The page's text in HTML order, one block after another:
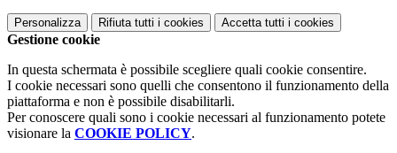
Personalizza Rifiuta tutti i cookies Accetta tutti i cookies
Gestione cookie
In questa schermata è possibile scegliere quali cookie consentire.
I cookie necessari sono quelli che consentono il funzionamento della
piattaforma e non è possibile disabilitarli.
Per conoscere quali sono i cookie necessari al funzionamento potete
visionare la COOKIE POLICY.